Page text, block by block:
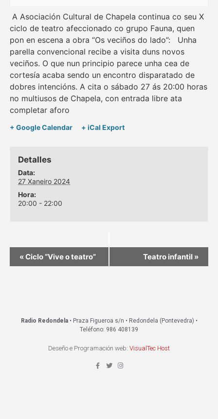
A Asociación Cultural de Chapela continua co seu X
ciclo de teatro afeccionado co grupo Fauna, quen
pon en escena a obra “Os veciños do lado”: Unha
parella convencional recibe a visita duns novos
veciños. O que nun principio parece unha cea de
cortesía acaba sendo un encontro disparatado de
dobres intencións. A cita o sábado 27 ás 20:00 horas
no multiusos de Chapela, con entrada libre ata
completar aforo
+ Google Calendar + iCal Export
Detalles
Data:
27 Xaneiro 2024
Hora:
20:00 - 22:00
«Ciclo “Vive o teatro” Teatro infantil »
Radio Redondela• Praza Figueroa s/n • Redondela (Pontevedra) •
Teléfono: 986 408139
Deseño e Programación web: VisualTec Host